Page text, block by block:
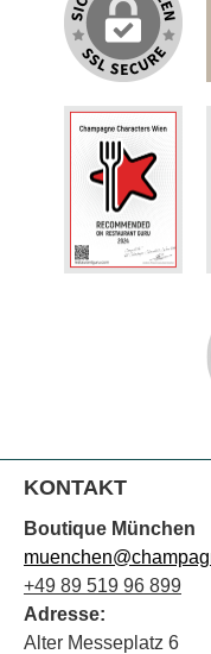
KONTAKT
Boutique München
+49 89 519 96 899
Adresse:
Alter Messeplatz 6